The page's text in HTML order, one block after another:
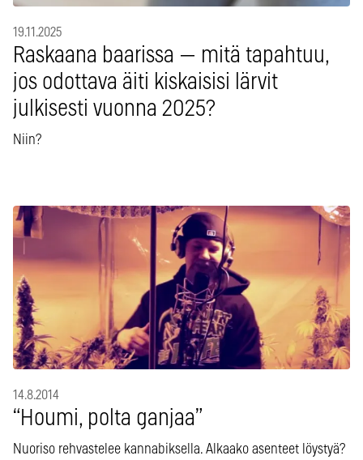
19.11.2025
Raskaana baarissa — mitä tapahtuu,
jos odottava äiti kiskaisisi lärvit
julkisesti vuonna 2025?
Niin?
14.8.2014
“Houmi, polta ganjaa”
Nuoriso rehvastelee kannabiksella. Alkaako asenteet löystyä?